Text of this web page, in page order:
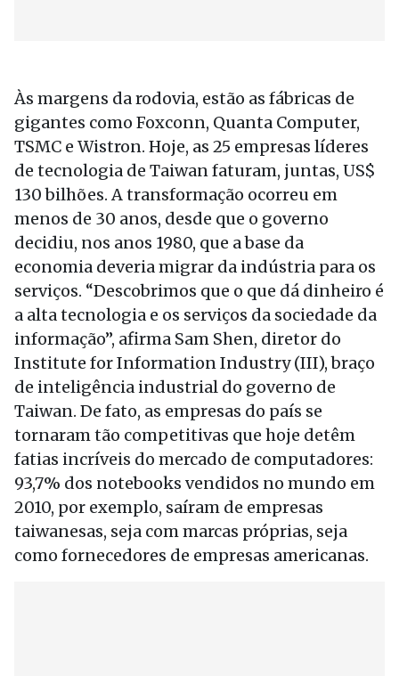
Às margens da rodovia, estão as fábricas de
gigantes como Foxconn, Quanta Computer,
TSMC e Wistron. Hoje, as 25 empresas líderes
de tecnologia de Taiwan faturam, juntas, US$
130 bilhões. A transformação ocorreu em
menos de 30 anos, desde que o governo
decidiu, nos anos 1980, que a base da
economia deveria migrar da indústria para os
serviços. “Descobrimos que o que dá dinheiro é
a alta tecnologia e os serviços da sociedade da
informação”, afirma Sam Shen, diretor do
Institute for Information Industry (III), braço
de inteligência industrial do governo de
Taiwan. De fato, as empresas do país se
tornaram tão competitivas que hoje detêm
fatias incríveis do mercado de computadores:
93,7% dos notebooks vendidos no mundo em
2010, por exemplo, saíram de empresas
taiwanesas, seja com marcas próprias, seja
como fornecedores de empresas americanas.